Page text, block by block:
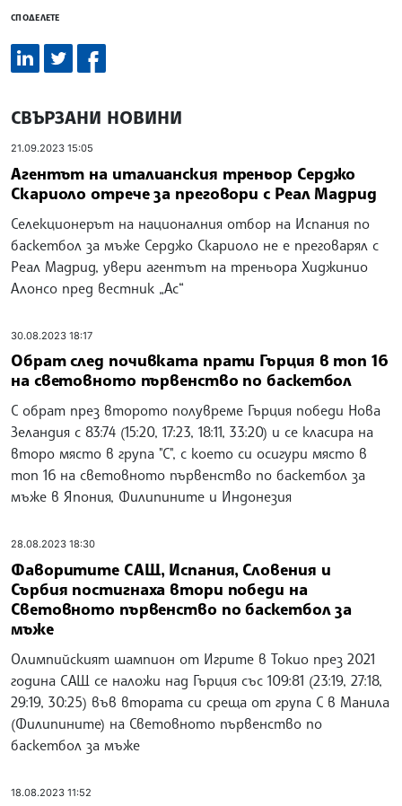
СПОДЕЛЕТЕ
СВЪРЗАНИ НОВИНИ
21.09.2023 15:05
Агентът на италианския треньор Серджо
Скариоло отрече за преговори с Реал Мадрид
Селекционерът на националния отбор на Испания по
баскетбол за мъже Серджо Скариоло не е преговарял с
Реал Мадрид, увери агентът на треньора Хиджинио
Алонсо пред вестник „Ас“
30.08.2023 18:17
Обрат след почивката прати Гърция в топ 16
на световното първенство по баскетбол
С обрат през второто полувреме Гърция победи Нова
Зеландия с 83:74 (15:20, 17:23, 18:11, 33:20) и се класира на
второ място в група "С", с което си осигури място в
топ 16 на световното първенство по баскетбол за
мъже в Япония, Филипините и Индонезия
28.08.2023 18:30
Фаворитите САЩ, Испания, Словения и
Сърбия постигнаха втори победи на
Световното първенство по баскетбол за
мъже
Олимпийският шампион от Игрите в Токио през 2021
година САЩ се наложи над Гърция със 109:81 (23:19, 27:18,
29:19, 30:25) във втората си среща от група С в Манила
(Филипините) на Световното първенство по
баскетбол за мъже
18.08.2023 11:52